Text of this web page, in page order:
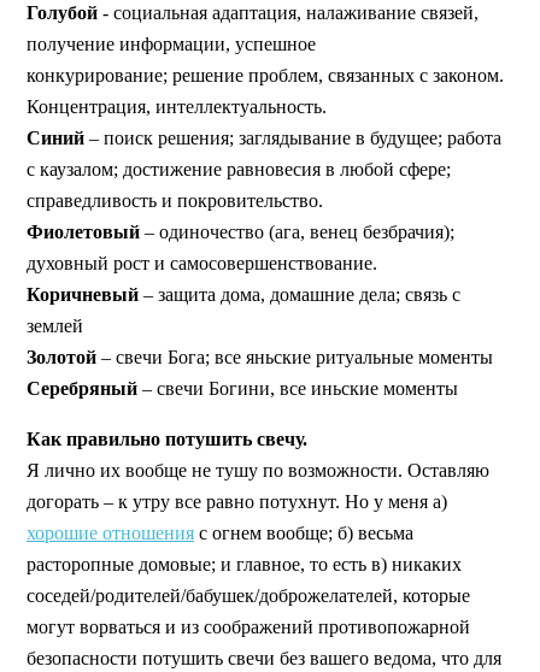
Голубой - социальная адаптация, налаживание связей,
получение информации, успешное
конкурирование; решение проблем, связанных с законом.
Концентрация, интеллектуальность.
Синий – поиск решения; заглядывание в будущее; работа
с каузалом; достижение равновесия в любой сфере;
справедливость и покровительство.
Фиолетовый – одиночество (ага, венец безбрачия);
духовный рост и самосовершенствование.
Коричневый – защита дома, домашние дела; связь с
землей
Золотой – свечи Бога; все яньские ритуальные моменты
Серебряный – свечи Богини, все иньские моменты
Как правильно потушить свечу.
Я лично их вообще не тушу по возможности. Оставляю
догорать – к утру все равно потухнут. Но у меня а)
хорошие отношения с огнем вообще; б) весьма
расторопные домовые; и главное, то есть в) никаких
соседей/родителей/бабушек/доброжелателей, которые
могут ворваться и из соображений противопожарной
безопасности потушить свечи без вашего ведома, что для